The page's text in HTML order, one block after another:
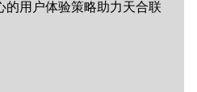
的用户体验策略助力天合联